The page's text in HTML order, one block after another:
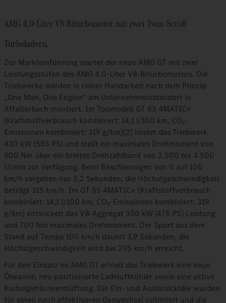
AMG 4,0-Liter V8 Biturbomotor mit zwei Twin-Scroll-
Turboladern.
Zur Markteinführung startet der neue AMG GT mit zwei
Leistungsstufen des AMG 4,0‑Liter V8‑Biturbomotors. Die
Triebwerke werden in reiner Handarbeit nach dem Prinzip
„One Man, One Engine“ am Unternehmensstandort in
Affalterbach montiert. Im Topmodell GT 63 4MATIC+
(Kraftstoffverbrauch kombiniert: 14,1 l/100 km, CO₂-
Emissionen kombiniert: 319 g/km)[2] leistet das Triebwerk
430 kW (585 PS) und stellt ein maximales Drehmoment von
800 Nm über ein breites Drehzahlband von 2.500 bis 4.500
U/min zur Verfügung. Beim Beschleunigen von 0 auf 100
km/h vergehen nur 3,2 Sekunden, die Höchstgeschwindigkeit
beträgt 315 km/h. Im GT 55 4MATIC+ (Kraftstoffverbrauch
kombiniert: 14,1 l/100 km, CO₂-Emissionen kombiniert: 319
g/km) entwickelt das V8-Aggregat 350 kW (476 PS) Leistung
und 700 Nm maximales Drehmoment. Der Spurt aus dem
Stand auf Tempo 100 km/h dauert 3,9 Sekunden, die
Höchstgeschwindigkeit wird bei 295 km/h erreicht.
Für den Einsatz im AMG GT erhielt das Triebwerk eine neue
Ölwanne, neu positionierte Ladeluftkühler sowie eine aktive
Kurbelgehäuseentlüftung. Die Ein- und Auslasskanäle wurden
für einen noch effektiveren Gaswechsel optimiert und die